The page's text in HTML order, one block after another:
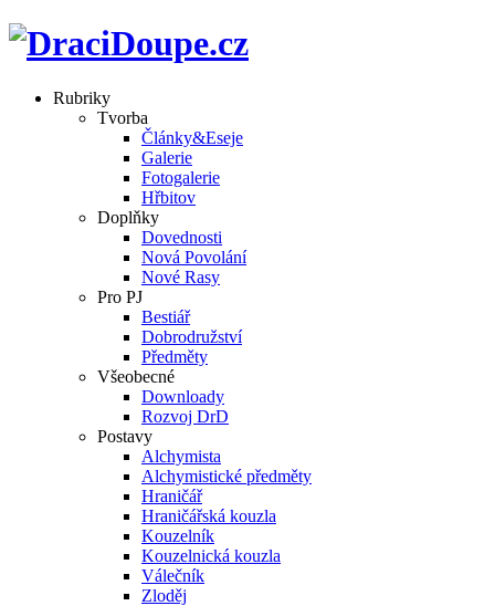
Rubriky
Tvorba
Články&Eseje
Galerie
Fotogalerie
Hřbitov
Doplňky
Dovednosti
Nová Povolání
Nové Rasy
Pro PJ
Bestiář
Dobrodružství
Předměty
Všeobecné
Downloady
Rozvoj DrD
Postavy
Alchymista
Alchymistické předměty
Hraničář
Hraničářská kouzla
Kouzelník
Kouzelnická kouzla
Válečník
Zloděj